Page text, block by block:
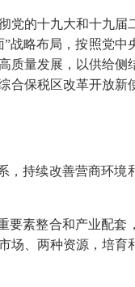
党的十九大和十九届
战略布局，按照党中
质量发展，以供给侧
合保税区改革开放新
持续改善营商环境
要素整合和产业配套
场、两种资源，培育